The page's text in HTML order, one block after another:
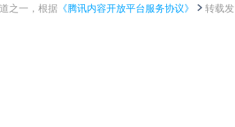
之一，根据 《腾讯内容开放平台服务协议》
转载发